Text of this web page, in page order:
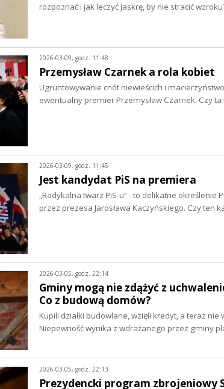
rozpoznać i jak leczyć jaskrę, by nie stracić
2026-03-09, godz. 11:48
Przemysław Czarnek a rola kobiet
Ugruntowywanie cnót niewieścich i
ewentualny premier Przemysław Czarnek. Czy
2026-03-09, godz. 11:45
Jest kandydat PiS na premiera
„Radykalna twarz PiS-u” - to delikatne
przez prezesa Jarosława Kaczyńskiego. Czy ten
2026-03-05, godz. 22:14
Gminy mogą nie zdążyć z
Co z budową domów?
Kupili działki budowlane, wzięli kredyt, a teraz
Niepewność wynika z wdrażanego przez gminy
2026-03-05, godz. 22:13
Prezydencki program zbrojeniowy